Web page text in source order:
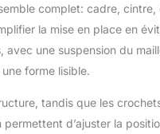
complet: cadre, cintre,
la mise en place en
avec une suspension du
forme lisible.
tandis que les
d’ajuster la